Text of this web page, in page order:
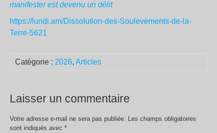
manifester est devenu un délit
https://lundi.am/Dissolution-des-Soulevements-de-la-
Terre-5621
Catégorie : 2026, Articles
Laisser un commentaire
Votre adresse e-mail ne sera pas publiée. Les champs obligatoires
sont indiqués avec *